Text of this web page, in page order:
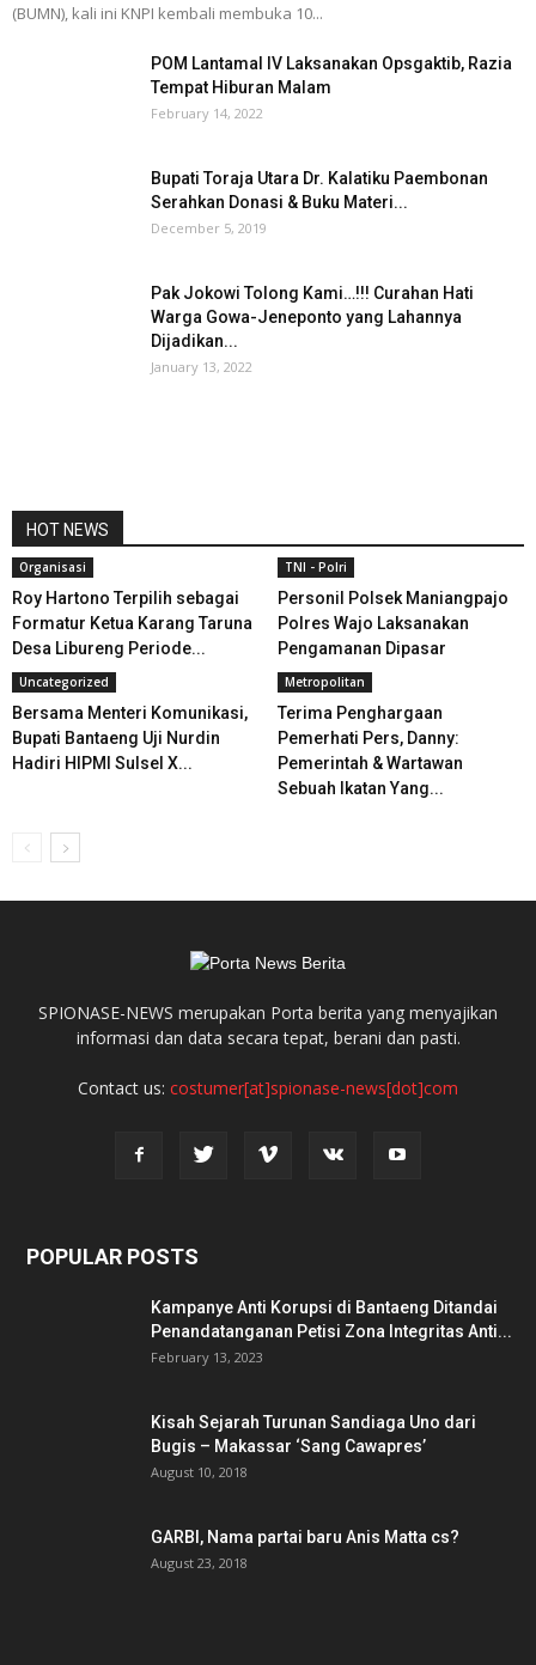
(BUMN), kali ini KNPI kembali membuka 10...
POM Lantamal IV Laksanakan Opsgaktib, Razia
Tempat Hiburan Malam
February 14, 2022
Bupati Toraja Utara Dr. Kalatiku Paembonan
Serahkan Donasi & Buku Materi...
December 5, 2019
Pak Jokowi Tolong Kami…!!! Curahan Hati
Warga Gowa-Jeneponto yang Lahannya
Dijadikan...
January 13, 2022
HOT NEWS
Organisasi
Roy Hartono Terpilih sebagai
Formatur Ketua Karang Taruna
Desa Libureng Periode...
TNI - Polri
Personil Polsek Maniangpajo
Polres Wajo Laksanakan
Pengamanan Dipasar
Uncategorized
Bersama Menteri Komunikasi,
Bupati Bantaeng Uji Nurdin
Hadiri HIPMI Sulsel X...
Metropolitan
Terima Penghargaan
Pemerhati Pers, Danny:
Pemerintah & Wartawan
Sebuah Ikatan Yang...
SPIONASE-NEWS merupakan Porta berita yang menyajikan
informasi dan data secara tepat, berani dan pasti.
Contact us: costumer[at]spionase-news[dot]com
POPULAR POSTS
Kampanye Anti Korupsi di Bantaeng Ditandai
Penandatanganan Petisi Zona Integritas Anti...
February 13, 2023
Kisah Sejarah Turunan Sandiaga Uno dari
Bugis – Makassar ‘Sang Cawapres’
August 10, 2018
GARBI, Nama partai baru Anis Matta cs?
August 23, 2018